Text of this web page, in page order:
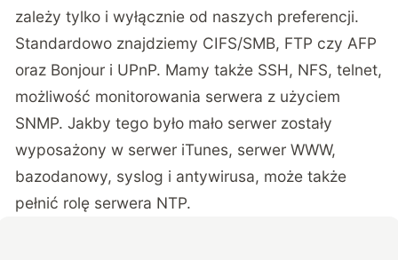
zależy tylko i wyłącznie od naszych preferencji.
Standardowo znajdziemy CIFS/SMB, FTP czy AFP
oraz Bonjour i UPnP. Mamy także SSH, NFS, telnet,
możliwość monitorowania serwera z użyciem
SNMP. Jakby tego było mało serwer zostały
wyposażony w serwer iTunes, serwer WWW,
bazodanowy, syslog i antywirusa, może także
pełnić rolę serwera NTP.